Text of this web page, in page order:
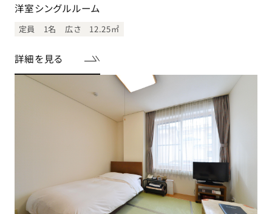
洋室シングルルーム
定員 1名 広さ 12.25㎡
詳細を見る